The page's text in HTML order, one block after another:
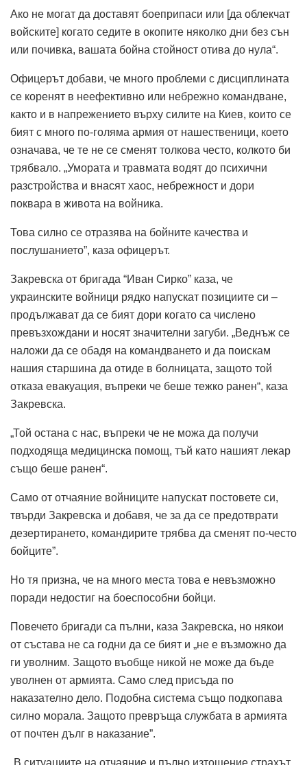
Ако не могат да доставят боеприпаси или [да облекчат
войските] когато седите в окопите няколко дни без сън
или почивка, вашата бойна стойност отива до нула“.
Офицерът добави, че много проблеми с дисциплината
се коренят в неефективно или небрежно командване,
както и в напрежението върху силите на Киев, които се
бият с много по-голяма армия от нашественици, което
означава, че те не се сменят толкова често, колкото би
трябвало. „Умората и травмата водят до психични
разстройства и внасят хаос, небрежност и дори
поквара в живота на войника.
Това силно се отразява на бойните качества и
послушанието”, каза офицерът.
Закревска от бригада “Иван Сирко” каза, че
украинските войници рядко напускат позициите си –
продължават да се бият дори когато са числено
превъзхождани и носят значителни загуби. „Веднъж се
наложи да се обадя на командването и да поискам
нашия старшина да отиде в болницата, защото той
отказа евакуация, въпреки че беше тежко ранен“, каза
Закревска.
„Той остана с нас, въпреки че не можа да получи
подходяща медицинска помощ, тъй като нашият лекар
също беше ранен“.
Само от отчаяние войниците напускат постовете си,
твърди Закревска и добавя, че за да се предотврати
дезертирането, командирите трябва да сменят по-често
бойците”.
Но тя призна, че на много места това е невъзможно
поради недостиг на боеспособни бойци.
Повечето бригади са пълни, каза Закревска, но някои
от състава не са годни да се бият и „не е възможно да
ги уволним. Защото въобще никой не може да бъде
уволнен от армията. Само след присъда по
наказателно дело. Подобна система също подкопава
силно морала. Защото превръща службата в армията
от почтен дълг в наказание”.
„В ситуациите на отчаяние и пълно изтощение страхът